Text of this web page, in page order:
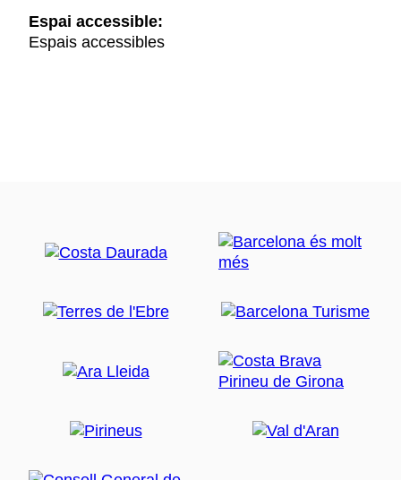
Espai accessible:
Espais accessibles